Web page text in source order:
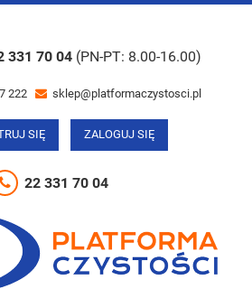
331 70 04 (PN-PT: 8.00-16.00)
222 sklep@platformaczystosci.pl
SIĘ ZALOGUJ SIĘ
22 331 70 04